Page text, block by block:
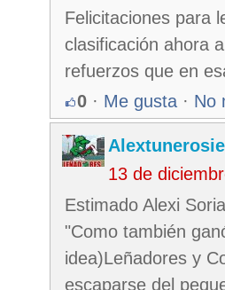
Felicitaciones para
clasificación ahora
refuerzos que en
0 · Me gusta · No
13 de
Estimado Alexi
"Como también
idea)Leñadores y
escaparse del